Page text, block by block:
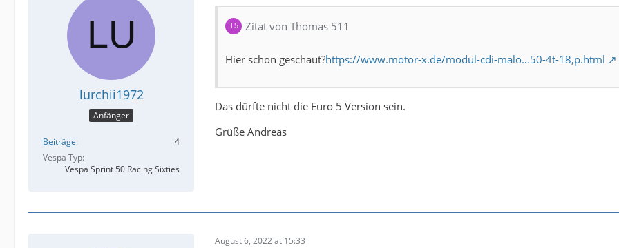
lurchii1972
Anfänger
Beiträge
4
Vespa Typ
Vespa Sprint 50 Racing Sixties
Zitat von Thomas 511
Hier schon geschaut?https://www.motor-x.de/modul-cdi-malo…50-4t-18,p.html
Das dürfte nicht die Euro 5 Version sein.
Grüße Andreas
August 6, 2022 at 15:33